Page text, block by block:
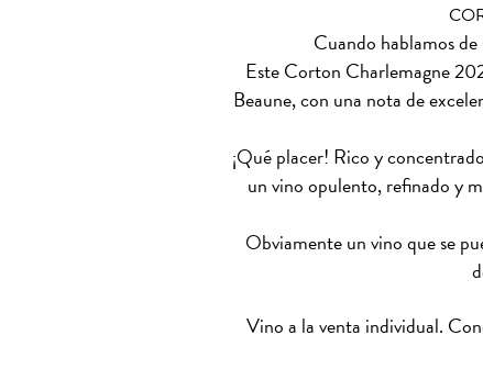
Cuando hablamos
Este Corton Charlemagne
Beaune, con una nota de
¡Qué placer! Rico y
un vino opulento, refinado y
Obviamente un vino que se
Vino a la venta individual.